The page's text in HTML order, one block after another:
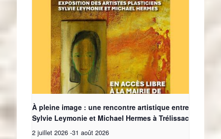
À pleine image : une rencontre artistique entre
Sylvie Leymonie et Michael Hermes à Trélissac
2 juillet 2026 -31 août 2026